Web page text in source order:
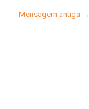
Mensagem antiga →